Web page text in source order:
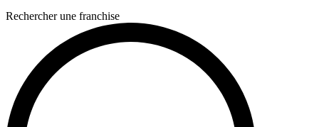
Rechercher une franchise